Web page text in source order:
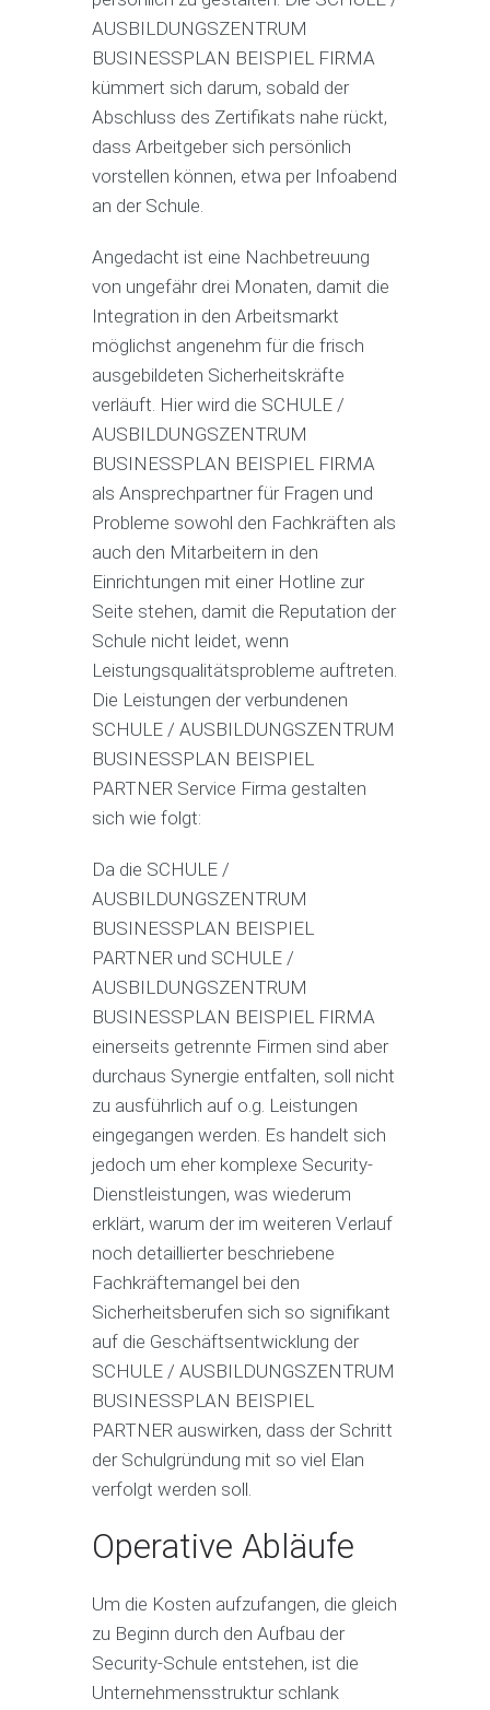
AUSBILDUNGSZENTRUM
BUSINESSPLAN BEISPIEL FIRMA
kümmert sich darum, sobald der
Abschluss des Zertifikats nahe rückt,
dass Arbeitgeber sich persönlich
vorstellen können, etwa per Infoabend
an der Schule.
Angedacht ist eine Nachbetreuung
von ungefähr drei Monaten, damit die
Integration in den Arbeitsmarkt
möglichst angenehm für die frisch
ausgebildeten Sicherheitskräfte
verläuft. Hier wird die SCHULE /
AUSBILDUNGSZENTRUM
BUSINESSPLAN BEISPIEL FIRMA
als Ansprechpartner für Fragen und
Probleme sowohl den Fachkräften als
auch den Mitarbeitern in den
Einrichtungen mit einer Hotline zur
Seite stehen, damit die Reputation der
Schule nicht leidet, wenn
Leistungsqualitätsprobleme auftreten.
Die Leistungen der verbundenen
SCHULE / AUSBILDUNGSZENTRUM
BUSINESSPLAN BEISPIEL
PARTNER Service Firma gestalten
sich wie folgt:
Da die SCHULE /
AUSBILDUNGSZENTRUM
BUSINESSPLAN BEISPIEL
PARTNER und SCHULE /
AUSBILDUNGSZENTRUM
BUSINESSPLAN BEISPIEL FIRMA
einerseits getrennte Firmen sind aber
durchaus Synergie entfalten, soll nicht
zu ausführlich auf o.g. Leistungen
eingegangen werden. Es handelt sich
jedoch um eher komplexe Security-
Dienstleistungen, was wiederum
erklärt, warum der im weiteren Verlauf
noch detaillierter beschriebene
Fachkräftemangel bei den
Sicherheitsberufen sich so signifikant
auf die Geschäftsentwicklung der
SCHULE / AUSBILDUNGSZENTRUM
BUSINESSPLAN BEISPIEL
PARTNER auswirken, dass der Schritt
der Schulgründung mit so viel Elan
verfolgt werden soll.
Operative Abläufe
Um die Kosten aufzufangen, die gleich
zu Beginn durch den Aufbau der
Security-Schule entstehen, ist die
Unternehmensstruktur schlank